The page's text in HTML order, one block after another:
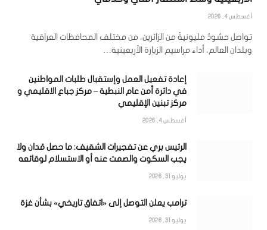
أغسطس 4, 2026
تواصل حشودٌ مليونيةٌ من الزائرين، من مختلف المحافظات العراقية
وبلدان العالم، أداء مراسيم الزيارة الأربعينية…
إعادة تفعيل العمل وإستقبال طلبات المواطنين
في دائرة أمن عام النبطية – مركز جباع الاقليمي و
مركز تبنين الإقليمي
أغسطس 4, 2026
الرئيس بري عن تفجيرات الشقيف: ما حصل مُدان ولا
يجب السكوت والصمت عنه أو الاستسلام لوقائعه
يوليو 31, 2026
ترامب يعلن التوصل إلى «اتفاق تاريخي» بشأن غزة
يوليو 31, 2026